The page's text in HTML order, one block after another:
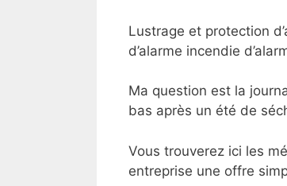
Lustrage et protection
d’alarme incendie
Ma question est la
bas après un été de
Vous trouverez ici les
entreprise une offre